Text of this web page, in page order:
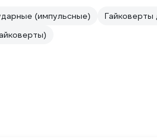
(импульсные)